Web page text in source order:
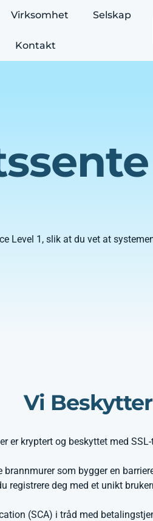
Virksomhet Selskap
Kontakt
Level 1, slik at du vet at
Vi
er kryptert og beskyttet med
som bygger en
registrere deg med et unikt
(SCA) i tråd med